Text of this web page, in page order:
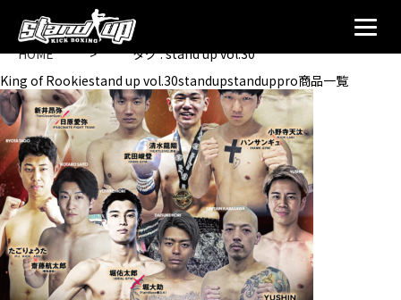
HOME >
タグ : stand up vol.30
King of Rookiestand up vol.30standupstanduppro商品一覧